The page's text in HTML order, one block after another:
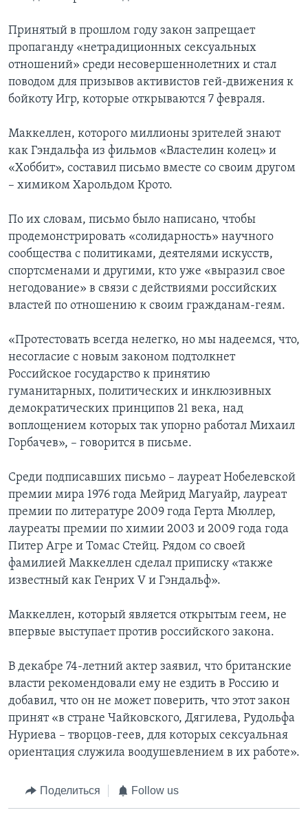
Принятый в прошлом году закон запрещает
пропаганду «нетрадиционных сексуальных
отношений» среди несовершеннолетних и стал
поводом для призывов активистов гей-движения к
бойкоту Игр, которые открываются 7 февраля.
Маккеллен, которого миллионы зрителей знают
как Гэндальфа из фильмов «Властелин колец» и
«Хоббит», составил письмо вместе со своим другом
– химиком Харольдом Крото.
По их словам, письмо было написано, чтобы
продемонстрировать «солидарность» научного
сообщества с политиками, деятелями искусств,
спортсменами и другими, кто уже «выразил свое
негодование» в связи с действиями российских
властей по отношению к своим гражданам-геям.
«Протестовать всегда нелегко, но мы надеемся, что,
несогласие с новым законом подтолкнет
Российское государство к принятию
гуманитарных, политических и инклюзивных
демократических принципов 21 века, над
воплощением которых так упорно работал Михаил
Горбачев», – говорится в письме.
Среди подписавших письмо – лауреат Нобелевской
премии мира 1976 года Мейрид Магуайр, лауреат
премии по литературе 2009 года Герта Мюллер,
лауреаты премии по химии 2003 и 2009 года года
Питер Агре и Томас Стейц. Рядом со своей
фамилией Маккеллен сделал приписку «также
известный как Генрих V и Гэндальф».
Маккеллен, который является открытым геем, не
впервые выступает против российского закона.
В декабре 74-летний актер заявил, что британские
власти рекомендовали ему не ездить в Россию и
добавил, что он не может поверить, что этот закон
принят «в стране Чайковского, Дягилева, Рудольфа
Нуриева – творцов-геев, для которых сексуальная
ориентация служила воодушевлением в их работе».
Поделиться Follow us